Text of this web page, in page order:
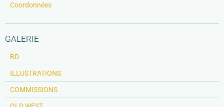
Coordonnées
GALERIE
BD
ILLUSTRATIONS
COMMISSIONS